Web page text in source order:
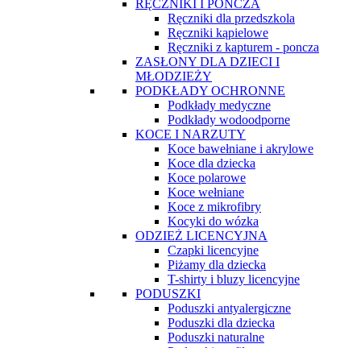
RĘCZNIKI I PONCZA
Ręczniki dla przedszkola
Ręczniki kąpielowe
Ręczniki z kapturem - poncza
ZASŁONY DLA DZIECI I
MŁODZIEŻY
PODKŁADY OCHRONNE
Podkłady medyczne
Podkłady wodoodporne
KOCE I NARZUTY
Koce bawełniane i akrylowe
Koce dla dziecka
Koce polarowe
Koce wełniane
Koce z mikrofibry
Kocyki do wózka
ODZIEŻ LICENCYJNA
Czapki licencyjne
Piżamy dla dziecka
T-shirty i bluzy licencyjne
PODUSZKI
Poduszki antyalergiczne
Poduszki dla dziecka
Poduszki naturalne